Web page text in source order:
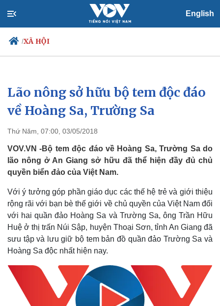
English
/XÃ HỘI
Chính trị
Đảng
Tổ chức nhân sự
Nhận diện sự thật
Xã hội
Tin 24h
Dự báo thời tiết
Việc làm
Biển đảo
Lão nông sở hữu bộ tem độc đáo
về Hoàng Sa, Trường Sa
Thứ Năm, 07:00, 03/05/2018
VOV.VN -Bộ tem độc đáo về Hoàng Sa, Trường Sa do
lão nông ở An Giang sở hữu đã thể hiện đầy đủ chủ
quyền biển đảo của Việt Nam.
Với ý tưởng góp phần giáo dục các thế hệ trẻ và giới thiệu
rộng rãi với bạn bè thế giới về chủ quyền của Việt Nam đối
với hai quần đảo Hoàng Sa và Trường Sa, ông Trần Hữu
Huệ ở thị trấn Núi Sập, huyện Thoại Sơn, tỉnh An Giang đã
sưu tập và lưu giữ bộ tem bản đồ quần đảo Trường Sa và
Hoàng Sa độc nhất hiện nay.